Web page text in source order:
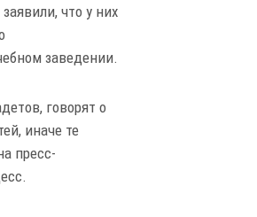
что у них
заведении.
говорят о
иначе те
пресс-